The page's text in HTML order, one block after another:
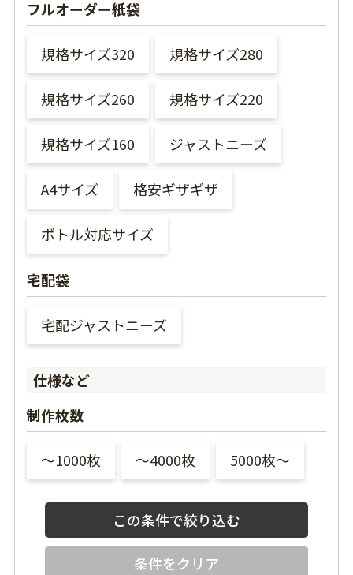
フルオーダー紙袋
規格サイズ320 規格サイズ280
規格サイズ260 規格サイズ220
規格サイズ160 ジャストニーズ
A4サイズ 格安ギザギザ
ボトル対応サイズ
宅配袋
宅配ジャストニーズ
仕様など
制作枚数
〜1000枚 〜4000枚 5000枚〜
条件をクリア